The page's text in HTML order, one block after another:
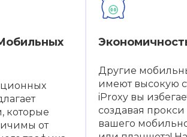
которые
от
Другие
имеют высокую
iProxy вы
создавая
вашего